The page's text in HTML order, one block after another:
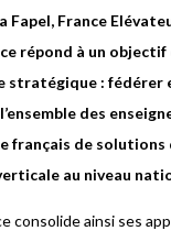
Fapel, France
répond à un objectif
stratégique : fédérer
des
français de solutions
au niveau
consolide ainsi ses